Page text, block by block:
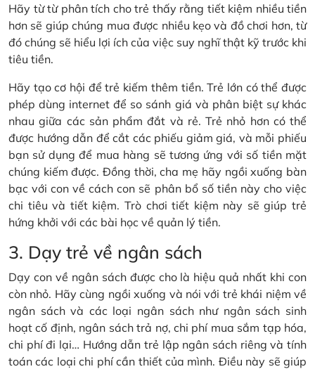
Hãy từ từ phân tích cho trẻ thấy rằng tiết kiệm nhiều tiền
hơn sẽ giúp chúng mua được nhiều kẹo và đồ chơi hơn, từ
đó chúng sẽ hiểu lợi ích của việc suy nghĩ thật kỹ trước khi
tiêu tiền.
Hãy tạo cơ hội để trẻ kiếm thêm tiền. Trẻ lớn có thể được
phép dùng internet để so sánh giá và phân biệt sự khác
nhau giữa các sản phẩm đắt và rẻ. Trẻ nhỏ hơn có thể
được hướng dẫn để cắt các phiếu giảm giá, và mỗi phiếu
bạn sử dụng để mua hàng sẽ tương ứng với số tiền mặt
chúng kiếm được. Đồng thời, cha mẹ hãy ngồi xuống bàn
bạc với con về cách con sẽ phân bổ số tiền này cho việc
chi tiêu và tiết kiệm. Trò chơi tiết kiệm này sẽ giúp trẻ
hứng khởi với các bài học về quản lý tiền.
3. Dạy trẻ về ngân sách
Dạy con về ngân sách được cho là hiệu quả nhất khi con
còn nhỏ. Hãy cùng ngồi xuống và nói với trẻ khái niệm về
ngân sách và các loại ngân sách như ngân sách sinh
hoạt cố định, ngân sách trả nợ, chi phí mua sắm tạp hóa,
chi phí đi lại… Hướng dẫn trẻ lập ngân sách riêng và tính
toán các loại chi phí cần thiết của mình. Điều này sẽ giúp